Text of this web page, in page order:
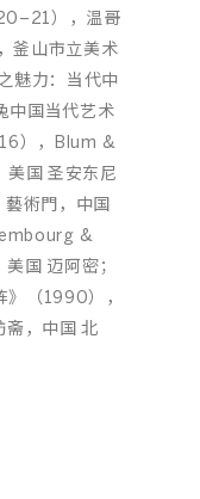
），温哥
釜山市立美术
魅力：当代中
中国当代艺术
），Blum &
美国 圣安东尼
術門，中国
&
国 迈阿密；
》（1990），
斋，中国 北